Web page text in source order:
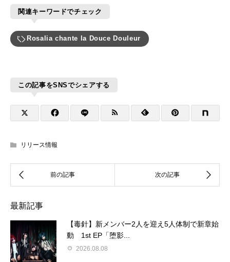
関連キーワードでチェック
Rosalia chante la Douce Douleur
この記事をSNSでシェアする
リリース情報
最新記事
【毒針】新メンバー2人を迎え5人体制で新章始
動 1st EP「堕影...
2026.08.08